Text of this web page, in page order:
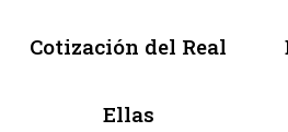
Cotización del Real
Ellas